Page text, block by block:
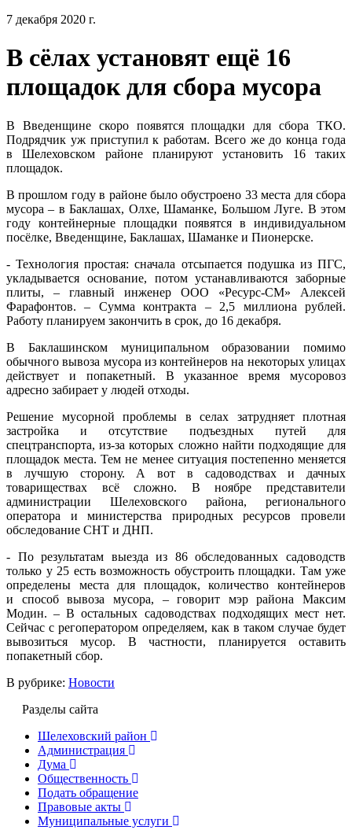
7 декабря 2020 г.
В сёлах установят ещё 16
площадок для сбора мусора
В Введенщине скоро появятся площадки для сбора ТКО.
Подрядчик уж приступил к работам. Всего же до конца года
в Шелеховском районе планируют установить 16 таких
площадок.
В прошлом году в районе было обустроено 33 места для сбора
мусора – в Баклашах, Олхе, Шаманке, Большом Луге. В этом
году контейнерные площадки появятся в индивидуальном
посёлке, Введенщине, Баклашах, Шаманке и Пионерске.
- Технология простая: сначала отсыпается подушка из ПГС,
укладывается основание, потом устанавливаются заборные
плиты, – главный инженер ООО «Ресурс-СМ» Алексей
Фарафонтов. – Сумма контракта – 2,5 миллиона рублей.
Работу планируем закончить в срок, до 16 декабря.
В Баклашинском муниципальном образовании помимо
обычного вывоза мусора из контейнеров на некоторых улицах
действует и попакетный. В указанное время мусоровоз
адресно забирает у людей отходы.
Решение мусорной проблемы в селах затрудняет плотная
застройка и отсутствие подъездных путей для
спецтранспорта, из-за которых сложно найти подходящие для
площадок места. Тем не менее ситуация постепенно меняется
в лучшую сторону. А вот в садоводствах и дачных
товариществах всё сложно. В ноябре представители
администрации Шелеховского района, регионального
оператора и министерства природных ресурсов провели
обследование СНТ и ДНП.
- По результатам выезда из 86 обследованных садоводств
только у 25 есть возможность обустроить площадки. Там уже
определены места для площадок, количество контейнеров
и способ вывоза мусора, – говорит мэр района Максим
Модин. – В остальных садоводствах подходящих мест нет.
Сейчас с регоператором определяем, как в таком случае будет
вывозиться мусор. В частности, планируется оставить
попакетный сбор.
В рубрике: Новости
Разделы сайта
Шелеховский район
Администрация
Дума
Общественность
Подать обращение
Правовые акты
Муниципальные услуги